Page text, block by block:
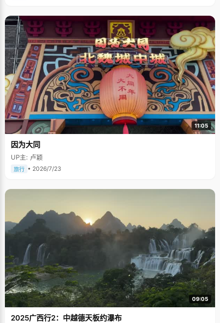
11:05
因为大同
UP主: 卢颖
旅行 • 2026/7/23
09:05
2025广西行2：中越德天板约瀑布